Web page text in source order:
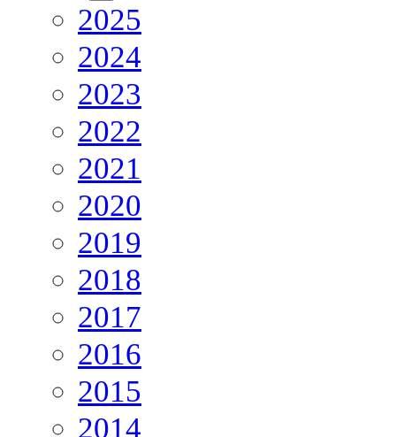
2025
2024
2023
2022
2021
2020
2019
2018
2017
2016
2015
2014